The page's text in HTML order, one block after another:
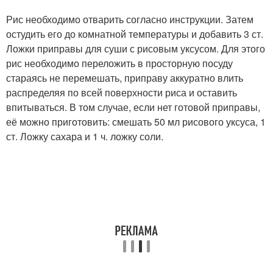
Рис необходимо отварить согласно инструкции. Затем
остудить его до комнатной температуры и добавить 3 ст.
Ложки приправы для суши с рисовым уксусом. Для этого
рис необходимо переложить в просторную посуду
стараясь не перемешать, приправу аккуратно влить
распределяя по всей поверхности риса и оставить
впитываться. В том случае, если нет готовой приправы,
её можно приготовить: смешать 50 мл рисового уксуса, 1
ст. Ложку сахара и 1 ч. ложку соли.